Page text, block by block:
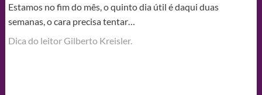
Estamos no fim do mês, o quinto dia útil é daqui duas
semanas, o cara precisa tentar…
Dica do leitor Gilberto Kreisler.